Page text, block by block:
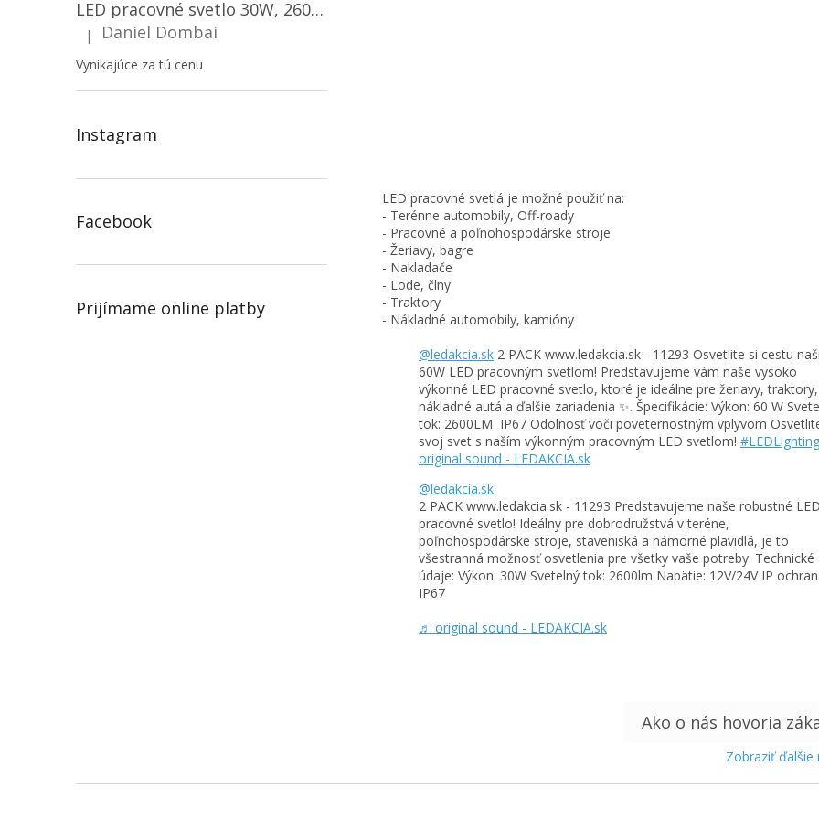
LED pracovné svetlo 30W, 2600LM, 12V/24V, IP67/2-PACK! [LB0087]
Hodnotenie produktu je 5 z 5 hviezdičiek.
| Daniel Dombai
Vynikajúce za tú cenu
Instagram
Facebook
Prijímame online platby
LED pracovné svetlá je možné použiť na:
- Terénne automobily, Off-roady
- Pracovné a poľnohospodárske stroje
- Žeriavy, bagre
- Nakladače
- Lode, člny
- Traktory
- Nákladné automobily, kamióny
@ledakcia.sk 2 PACK www.ledakcia.sk - 11293 Osvetlite si cestu
60W LED pracovným svetlom! Predstavujeme vám naše vysoko
výkonné LED pracovné svetlo, ktoré je ideálne pre žeriavy, traktory,
nákladné autá a ďalšie zariadenia ✨. Špecifikácie: Výkon: 60 W
tok: 2600LM ️ IP67 Odolnosť voči poveternostným vplyvom
svoj svet s naším výkonným pracovným LED svetlom! #LEDLighting
original sound - LEDAKCIA.sk
@ledakcia.sk
2 PACK www.ledakcia.sk - 11293 Predstavujeme naše robustné LED
pracovné svetlo! Ideálny pre dobrodružstvá v teréne,
poľnohospodárske stroje, staveniská a námorné plavidlá, je to
všestranná možnosť osvetlenia pre všetky vaše potreby. Technické
údaje: Výkon: 30W Svetelný tok: 2600lm Napätie: 12V/24V IP
IP67
♬ original sound - LEDAKCIA.sk
Zobraziť ďalšie